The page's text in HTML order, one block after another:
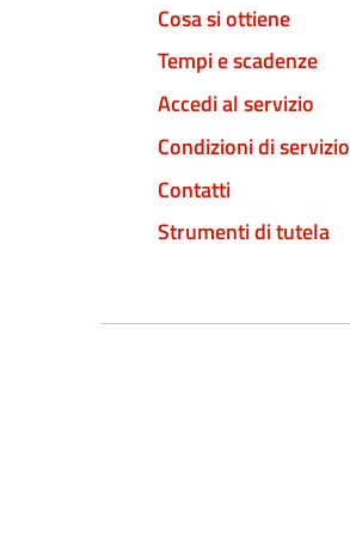
Cosa si ottiene
Tempi e scadenze
Accedi al servizio
Condizioni di servizio
Contatti
Strumenti di tutela